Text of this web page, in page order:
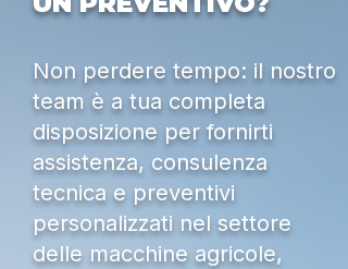
Non perdere tempo: il nostro
team è a tua completa
disposizione per fornirti
assistenza, consulenza
tecnica e preventivi
personalizzati nel settore
delle macchine agricole,